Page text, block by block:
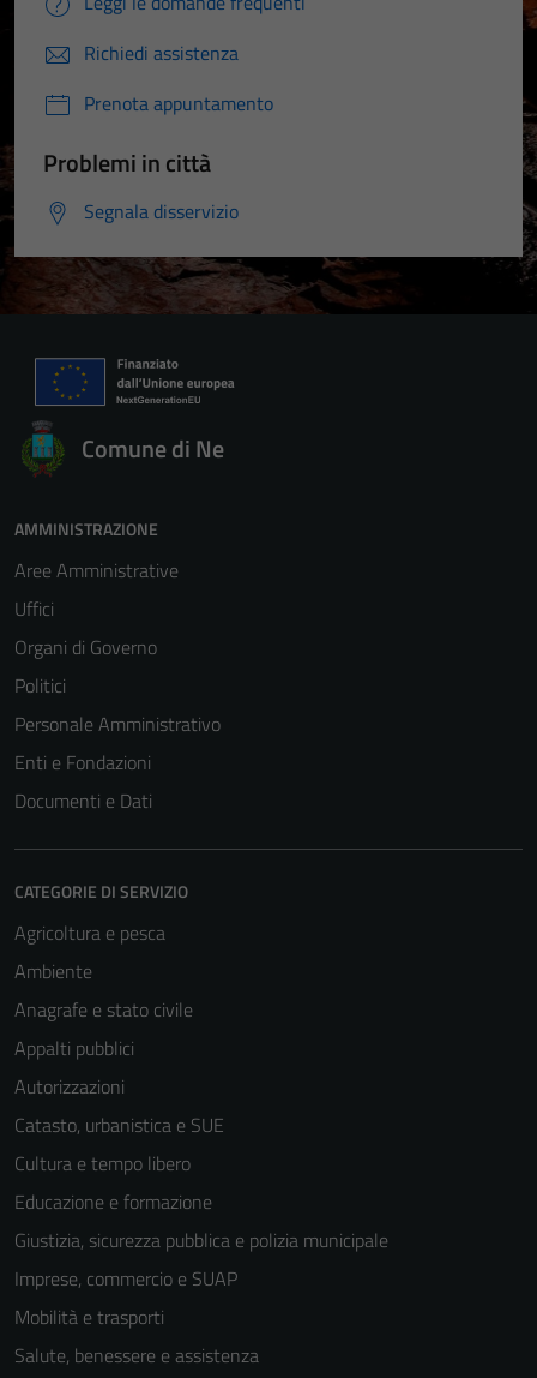
Richiedi assistenza
Prenota appuntamento
Problemi in città
Segnala disservizio
Comune di Ne
AMMINISTRAZIONE
Aree Amministrative
Uffici
Organi di Governo
Politici
Personale Amministrativo
Enti e Fondazioni
Documenti e Dati
CATEGORIE DI SERVIZIO
Agricoltura e pesca
Ambiente
Anagrafe e stato civile
Appalti pubblici
Autorizzazioni
Catasto, urbanistica e SUE
Cultura e tempo libero
Educazione e formazione
Giustizia, sicurezza pubblica e polizia municipale
Imprese, commercio e SUAP
Mobilità e trasporti
Salute, benessere e assistenza